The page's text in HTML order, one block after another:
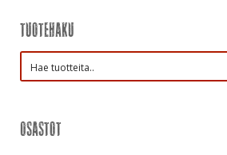
Tuotehaku
Osastot